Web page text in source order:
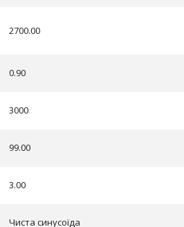
2700.00
0.90
3000
99.00
3.00
Чиста синусоїда